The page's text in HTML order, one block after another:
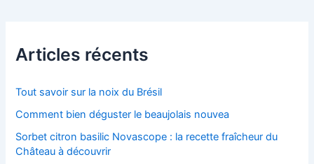
Articles récents
Tout savoir sur la noix du Brésil
Comment bien déguster le beaujolais nouvea
Sorbet citron basilic Novascope : la recette fraîcheur du
Château à découvrir